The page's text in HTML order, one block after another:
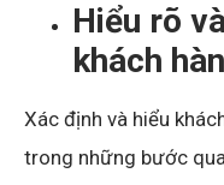
Hiểu rõ
khách
Xác định và hiểu
trong những bước